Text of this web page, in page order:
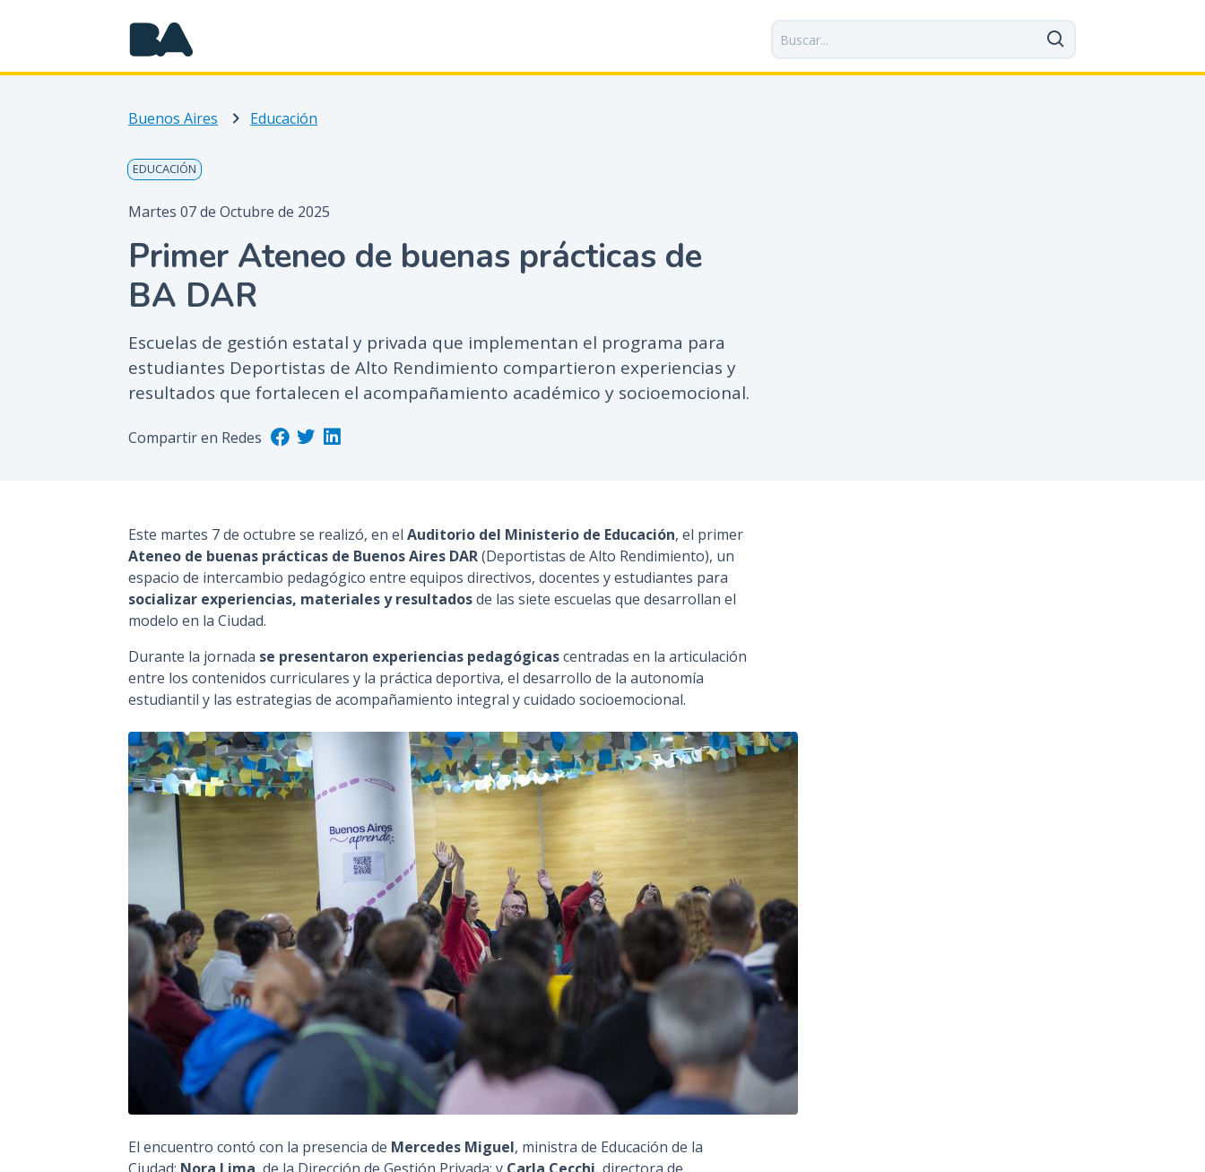
a
e
n
p
r
i
l
Buenos Aires Educación
EDUCACIÓN
Martes 07 de Octubre de 2025
Primer Ateneo de buenas prácticas de
BA DAR
Escuelas de gestión estatal y privada que implementan el programa para
estudiantes Deportistas de Alto Rendimiento compartieron experiencias y
resultados que fortalecen el acompañamiento académico y socioemocional.
Compartir en Redes
Este martes 7 de octubre se realizó, en el Auditorio del Ministerio de Educación, el primer
Ateneo de buenas prácticas de Buenos Aires DAR(Deportistas de Alto Rendimiento), un
espacio de intercambio pedagógico entre equipos directivos, docentes y estudiantes para
socializar experiencias, materiales y resultadosde las siete escuelas que desarrollan el
modelo en la Ciudad.
Durante la jornada se presentaron experiencias pedagógicascentradas en la articulación
entre los contenidos curriculares y la práctica deportiva, el desarrollo de la autonomía
estudiantil y las estrategias de acompañamiento integral y cuidado socioemocional.
El encuentro contó con la presencia de Mercedes Miguel, ministra de Educación de la